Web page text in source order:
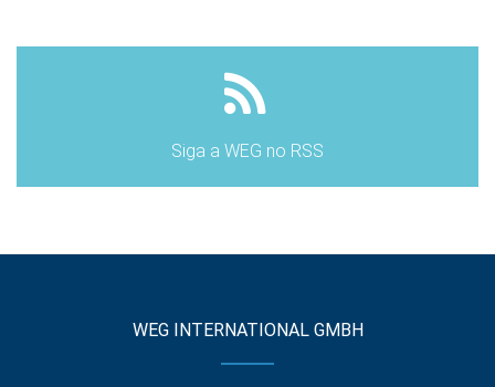
Siga a WEG no RSS
WEG INTERNATIONAL GMBH